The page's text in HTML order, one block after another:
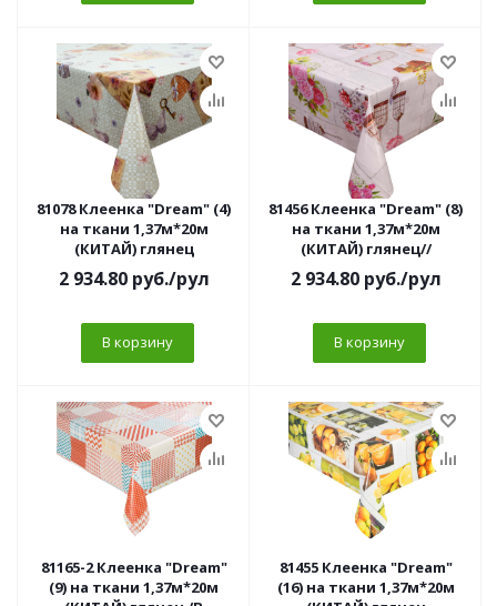
81078 Клеенка "Dream" (4)
на ткани 1,37м*20м
(КИТАЙ) глянец
2 934.80руб./рул
В корзину
81456 Клеенка "Dream" (8)
на ткани 1,37м*20м
(КИТАЙ) глянец//
2 934.80руб./рул
В корзину
81165-2 Клеенка "Dream"
(9) на ткани 1,37м*20м
81455 Клеенка "Dream"
(16) на ткани 1,37м*20м